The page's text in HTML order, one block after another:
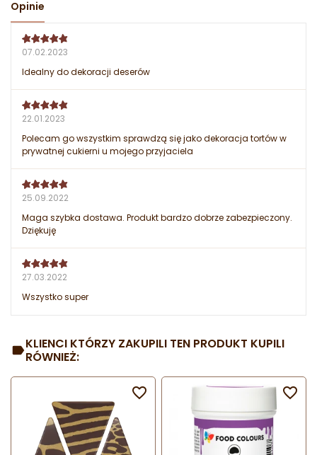
Opinie
07.02.2023
Idealny do dekoracji deserów
22.01.2023
Polecam go wszystkim sprawdzą się jako dekoracja tortów w
prywatnej cukierni u mojego przyjaciela
25.09.2022
Maga szybka dostawa. Produkt bardzo dobrze zabezpieczony.
Dziękuję
27.03.2022
Wszystko super
KLIENCI KTÓRZY ZAKUPILI TEN PRODUKT KUPILI
RÓWNIEŻ:
 